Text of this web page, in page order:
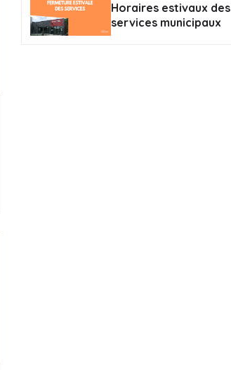
Horaires estivaux des
services municipaux